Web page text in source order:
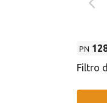
PN
Filtro